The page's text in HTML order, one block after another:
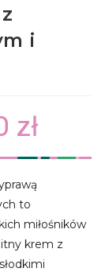
i
zł
do
to
miłośników
krem z